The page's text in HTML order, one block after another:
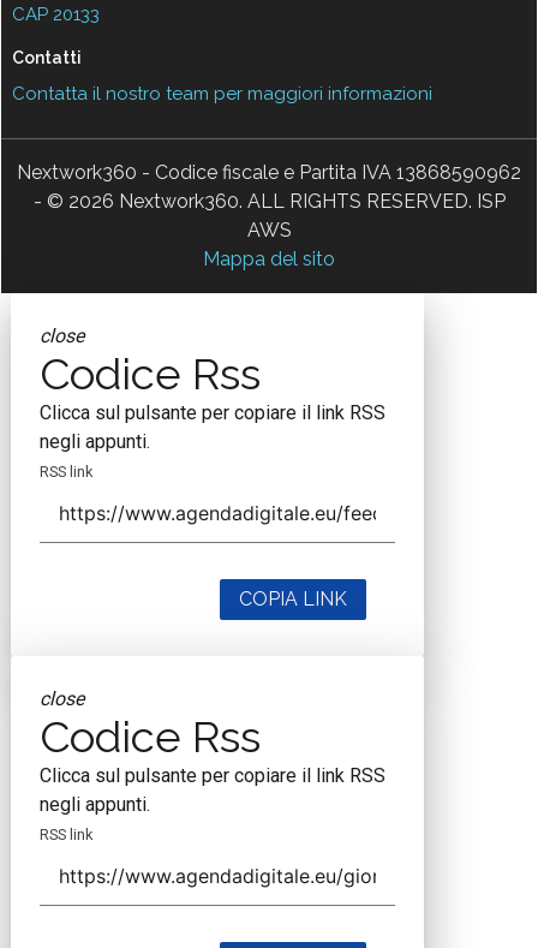
CAP 20133
Contatti
Contatta il nostro team per maggiori informazioni
Nextwork360 - Codice fiscale e Partita IVA 13868590962
- © 2026 Nextwork360. ALL RIGHTS RESERVED. ISP
AWS
Mappa del sito
close
Codice Rss
Clicca sul pulsante per copiare il link RSS
negli appunti.
RSS link
COPIA LINK
close
Codice Rss
Clicca sul pulsante per copiare il link RSS
negli appunti.
RSS link